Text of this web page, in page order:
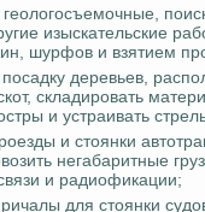
геологосъемочные,
изыскательские
шурфов и взятием
деревьев,
складировать
и устраивать
и стоянки
негабаритные
и радиофикации;
для стоянки